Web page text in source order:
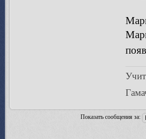
Показать сообщения за: